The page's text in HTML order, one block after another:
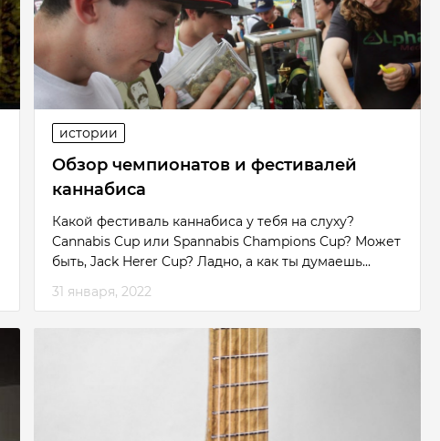
истории
Обзор чемпионатов и фестивалей
каннабиса
Какой фестиваль каннабиса у тебя на слуху?
Cannabis Cup или Spannabis Champions Cup? Может
быть, Jack Herer Cup? Ладно, а как ты думаешь...
31 января, 2022